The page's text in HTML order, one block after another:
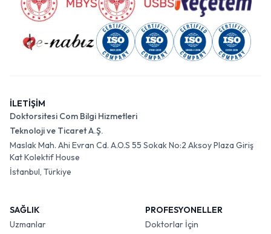
İLETİŞİM
Doktorsitesi Com Bilgi Hizmetleri
Teknoloji ve Ticaret A.Ş.
Maslak Mah. Ahi Evran Cd. A.O.S 55 Sokak No:2 Aksoy Plaza Giriş
Kat Kolektif House
İstanbul, Türkiye
SAĞLIK
Uzmanlar
PROFESYONELLER
Doktorlar İçin